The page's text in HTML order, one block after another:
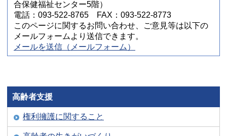
合保健福祉センター5階）
電話：093-522-8765 FAX：093-522-8773
このページに関するお問い合わせ、ご意見等は以下の
メールフォームより送信できます。
メールを送信（メールフォーム）
高齢者支援
権利擁護に関すること